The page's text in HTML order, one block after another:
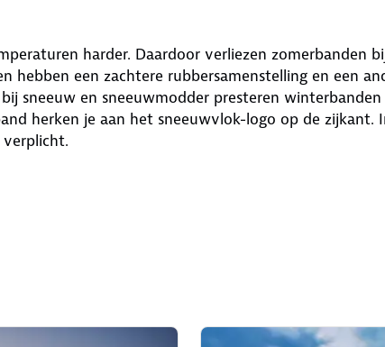
harder. Daardoor verliezen zomerbanden
hebben een zachtere rubbersamenstelling en een
sneeuw en sneeuwmodder presteren
herken je aan het sneeuwvlok-logo op de zijkant.